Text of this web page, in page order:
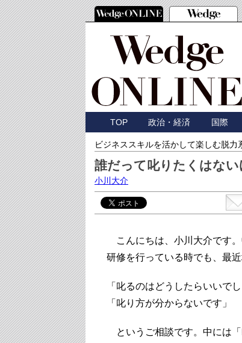
TOP 政治・経済 国際
ビジネススキルを活かして楽しむ脱力
誰だって叱りたくはな
小川大介
こんにちは、小川大介です
研修を行っている時でも、最
「叱るのはどうしたらいいでし
「叱り方が分からないです」
というご相談です。中には